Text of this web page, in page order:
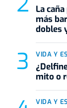
La
más
dobles
VIDA Y
mito o
VIDA Y